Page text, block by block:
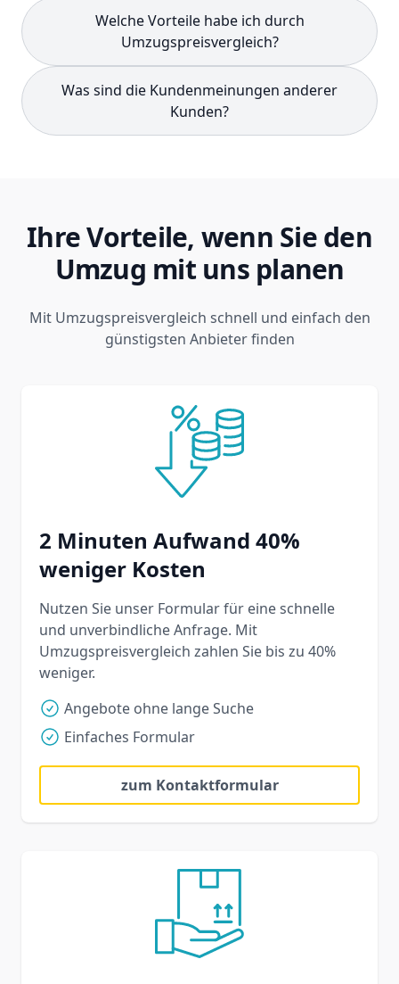
Welche Vorteile habe ich durch
Umzugspreisvergleich?
Was sind die Kundenmeinungen anderer
Kunden?
Ihre Vorteile, wenn Sie den
Umzug mit uns planen
Mit Umzugspreisvergleich schnell und einfach den
günstigsten Anbieter finden
2 Minuten Aufwand 40%
weniger Kosten
Nutzen Sie unser Formular für eine schnelle
und unverbindliche Anfrage. Mit
Umzugspreisvergleich zahlen Sie bis zu 40%
weniger.
Angebote ohne lange Suche
Einfaches Formular
zum Kontaktformular